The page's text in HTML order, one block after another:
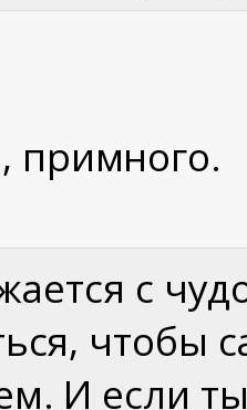
примного.
с
чтобы
И если